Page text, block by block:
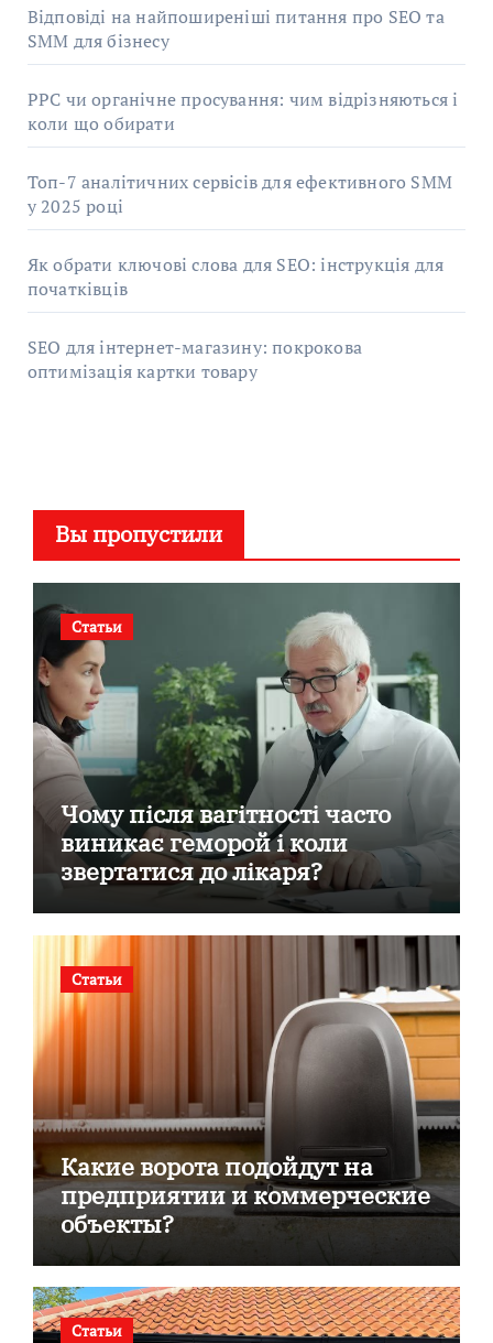
Відповіді на найпоширеніші питання про SEO та
SMM для бізнесу
PPC чи органічне просування: чим відрізняються і
коли що обирати
Топ-7 аналітичних сервісів для ефективного SMM
у 2025 році
Як обрати ключові слова для SEO: інструкція для
початківців
SEO для інтернет-магазину: покрокова
оптимізація картки товару
Вы пропустили
Статьи
Чому після вагітності часто
виникає геморой і коли
звертатися до лікаря?
Статьи
Какие ворота подойдут на
предприятии и коммерческие
объекты?
Статьи